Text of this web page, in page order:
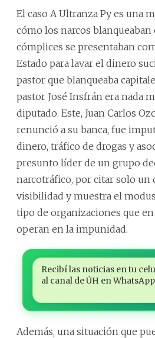
El caso A Ultranza Py es una
cómo los narcos blanqueaban
cómplices se presentaban
Estado para lavar el dinero
pastor que blanqueaba
pastor José Insfrán era nada
diputado. Este, Juan Carlos
renunció a su banca, fue
dinero, tráfico de drogas y
presunto líder de un grupo
narcotráfico, por citar solo un
visibilidad y muestra el
tipo de organizaciones que
operan en la impunidad.
Recibí las noticias en tu
al canal de ÚH en
Además, una situación que